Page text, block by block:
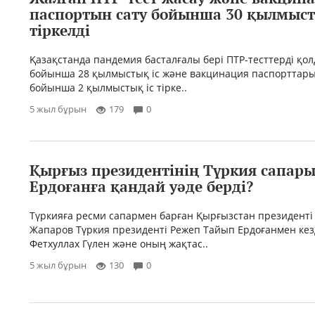
паспортын сату бойынша 30
тіркелді
Қазақстанда пандемия басталғалы бері ПТР-тесттерді
бойынша 28 қылмыстық іс және вакцинация
бойынша 2 қылмыстық іс тірке..
5 жыл бұрын 179 0
Қырғыз президентінің Түркия
Ердоғанға қандай уәде берді?
Түркияға ресми сапармен барған Қырғызстан
Жапаров Түркия президенті Режеп Тайып Ердоғанмен
Фетхуллах Гүлен және оның жақтас..
5 жыл бұрын 130 0